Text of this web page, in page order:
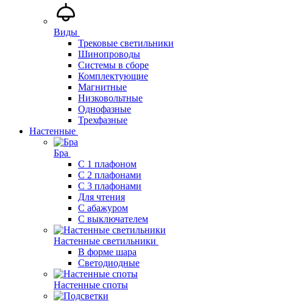
Виды
Трековые светильники
Шинопроводы
Системы в сборе
Комплектующие
Магнитные
Низковольтные
Однофазные
Трехфазные
Настенные
Бра
С 1 плафоном
С 2 плафонами
С 3 плафонами
Для чтения
С абажуром
С выключателем
Настенные светильники
В форме шара
Светодиодные
Настенные споты